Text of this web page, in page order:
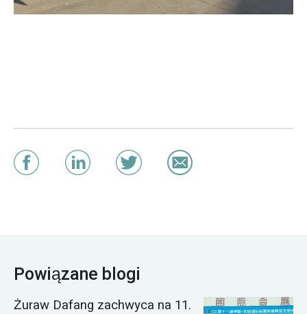
Powiązane blogi
Żuraw Dafang zachwyca na 11.